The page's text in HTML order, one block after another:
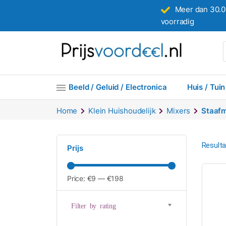
Meer dan
voorradig
Beeld / Geluid / Electronica Huis /
Home Klein Huishoudelijk Mixers
Prijs
Price: €9 — €198
Filter by rating